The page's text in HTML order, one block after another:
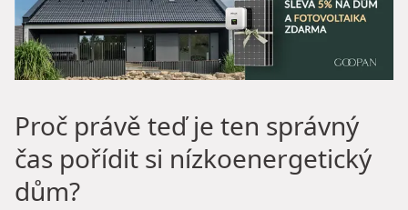
Proč právě teď je ten správný
čas pořídit si nízkoenergetický
dům?